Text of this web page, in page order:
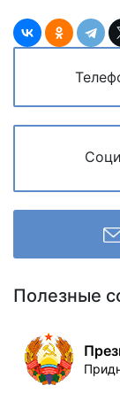
Полезные